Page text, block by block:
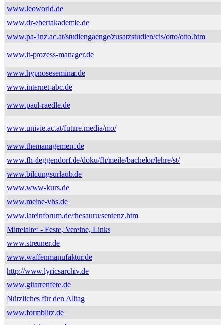
www.leoworld.de
www.dr-ebertakademie.de
www.pa-linz.ac.at/studiengaenge/zusatzstudien/cis/otto/otto.htm
www.it-prozess-manager.de
www.hypnoseseminar.de
www.internet-abc.de
www.paul-raedle.de
www.univie.ac.at/future.media/mo/
www.themanagement.de
www.fh-deggendorf.de/doku/fh/meile/bachelor/lehre/st/
www.bildungsurlaub.de
www.www-kurs.de
www.meine-vhs.de
www.lateinforum.de/thesauru/sentenz.htm
Mittelalter - Feste, Vereine, Links
www.streuner.de
www.waffenmanufaktur.de
http://www.lyricsarchiv.de
www.gitarrenfete.de
Nützliches für den Alltag
www.formblitz.de